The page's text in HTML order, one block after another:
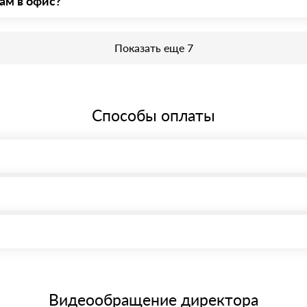
Показать еще 7
Способы оплаты
через системы электронных платежей.
банковским картам
материала после проверки качества и количества заказанного
Видеообращение директора